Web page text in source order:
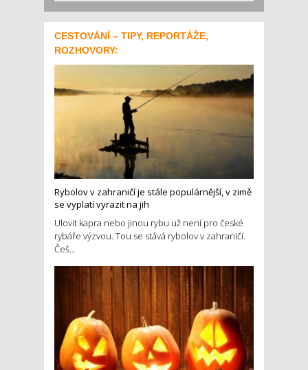
CESTOVÁNÍ – TIPY, REPORTÁŽE,
ROZHOVORY:
Rybolov v zahraničí je stále populárnější, v zimě
se vyplatí vyrazit na jih
Ulovit kapra nebo jinou rybu už není pro české
rybáře výzvou. Tou se stává rybolov v zahraničí.
Češ...